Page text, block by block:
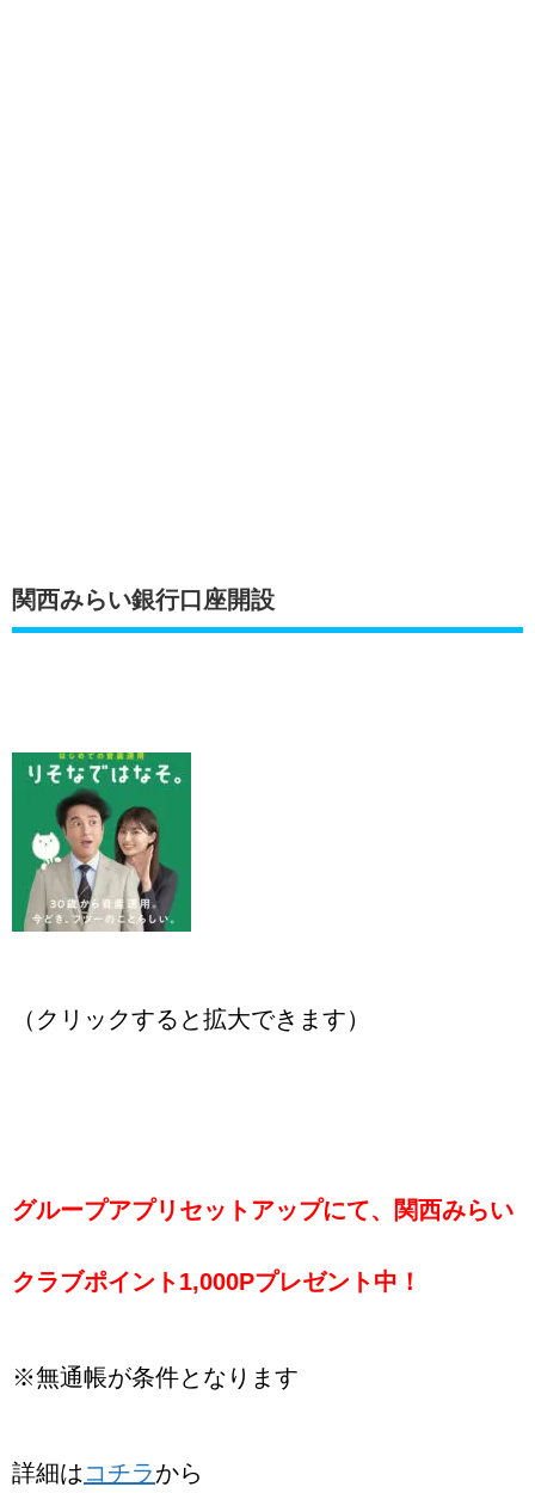
関西みらい銀行口座開設
（クリックすると拡大できます）
グループアプリセットアップにて、関西みらい
クラブポイント1,000Pプレゼント中！
※無通帳が条件となります
詳細は コチラから